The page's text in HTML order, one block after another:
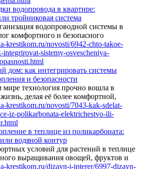
водопровода в квартире:
тройниковая система
водопроводной системы в
комфортного и безопасного
дом: как интегрировать системы
и безопасности
технология прочно вошла в
делая её более комфортной,
в теплице из поликарбоната:
водяной контур
условий для растений в теплице
выращивания овощей, фруктов и